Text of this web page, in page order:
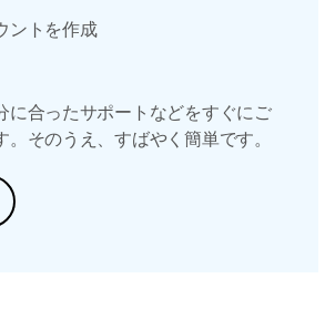
ントを作成
に合ったサポートなどをすぐにご
。そのうえ、すばやく簡単です。